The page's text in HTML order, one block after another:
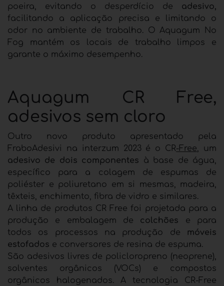
poeira, evitando o desperdício de adesivo,
facilitando a aplicação precisa e limitando o
odor no ambiente de trabalho. O Aquagum No
Fog mantém os locais de trabalho limpos e
garante o máximo desempenho.
Aquagum CR Free,
adesivos sem cloro
Outro novo produto apresentado pela
FraboAdesivi na interzum 2023 é o CR-Free, um
adesivo de dois componentes à base de água,
específico para a colagem de espumas de
poliéster e poliuretano em si mesmas, madeira,
têxteis, enchimento, fibra de vidro e similares.
A linha de produtos CR Free foi projetada para a
produção e embalagem de colchões e para
todos os processos na produção de móveis
estofados e conversores de resina de espuma.
São adesivos livres de policloropreno (neoprene),
solventes orgânicos (VOCs) e compostos
orgânicos halogenados. A tecnologia CR-Free